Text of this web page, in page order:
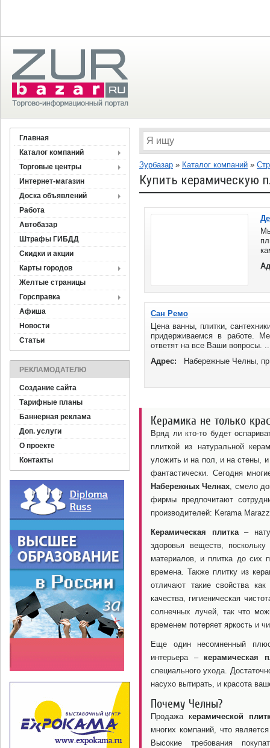
Главная
Каталог компаний
Торговые центры
Интернет-магазин
Доска объявлений
Работа
Автобазар
Штрафы ГИБДД
Скидки и акции
Карты городов
Желтые страницы
Горсправка
Афиша
Новости
Статьи
РЕКЛАМОДАТЕЛЮ
Создание сайта
Тарифные планы
Баннерная реклама
Доп. услуги
О проекте
Контакты
Зурбазар » Каталог компаний »
Купить керамическую
Сан Ремо
Цена ванны, плитки,
придерживаемся в работе.
ответят на все Ваши вопросы.
Адрес:
Набережные Челны,
Керамика не только
Вряд ли кто-то будет
плиткой из натуральной
уложить и на пол, и на стены,
фантастически. Сегодня
Набережных Челнах, смело
фирмы предпочитают
производителей: Kerama
Керамическая плитка–
здоровья веществ,
материалов, и плитка до сих
времена. Также плитку из
отличают такие свойства
качества, гигиеническая
солнечных лучей, так что
временем потеряет яркость и
Еще один несомненный плюс
интерьера –керамическая
специального ухода.
насухо вытирать, и красота
Почему Челны?
Продажа керамической
многих компаний, что
Высокие требования